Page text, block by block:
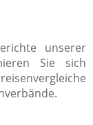
unserer
Sie sich